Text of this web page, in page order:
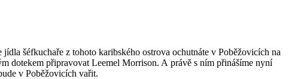
šéfkuchaře z tohoto karibského ostrova ochutnáte v Poběžovicích na
dotekem připravovat Leemel Morrison. A právě s ním přinášíme nyní
v Poběžovicích vařit.